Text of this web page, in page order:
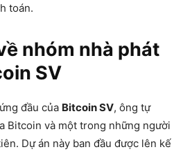
toán.
nhóm nhà phát
SV
đầu của Bitcoin SV, ông tự
Bitcoin và một trong những người
Dự án này ban đầu được lên kế